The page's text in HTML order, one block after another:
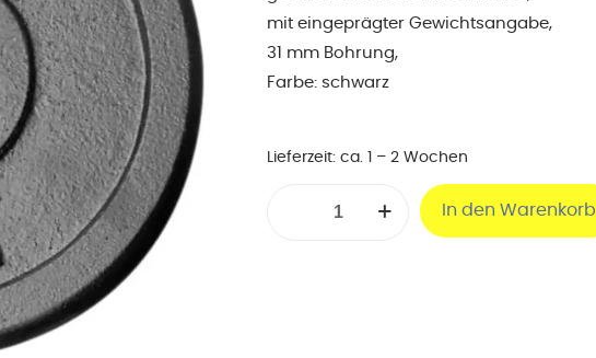
mit eingeprägter Gewichtsangabe,
31 mm Bohrung,
Farbe: schwarz
Lieferzeit: ca. 1 – 2 Wochen
In den Warenkorb